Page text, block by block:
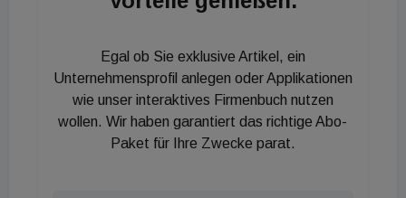
gestalterischen Ansatz einen Bezug zum Standort
und der Destination hergestellt und setzen sich
gleichzeitig auch zunehmend mit dem fließenden
Übergang zwischen Geschäftsreise und
Ferienaufenthalt auseinander, neudeutsch auch als
Egal ob Sie exklusive Artikel, ein
Unternehmensprofil anlegen oder Applikationen
wie unser interaktives Firmenbuch nutzen
wollen. Wir haben garantiert das richtige Abo-
Paket für Ihre Zwecke parat.